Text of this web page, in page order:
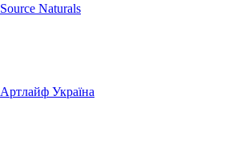
Source Naturals
Артлайф Україна